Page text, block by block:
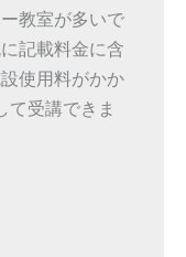
教室が多いで
記載料金に含
使用料がかか
て受講できま